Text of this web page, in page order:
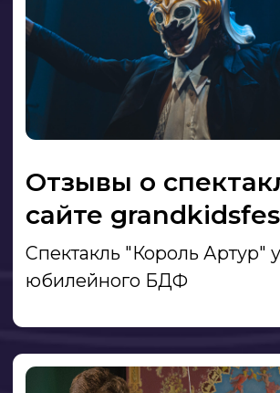
Быть всегда в курсе
новостей Трикстера!
Позвонить
Подписаться на рассылку